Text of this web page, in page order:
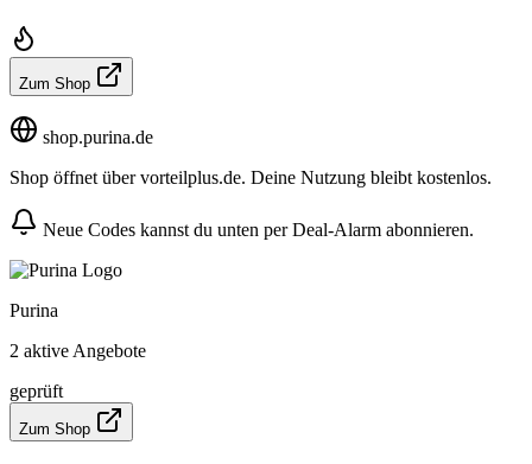
Zum Shop
shop.purina.de
Shop öffnet über vorteilplus.de. Deine Nutzung bleibt kostenlos.
Neue Codes kannst du unten per Deal-Alarm abonnieren.
Purina
2 aktive Angebote
geprüft
Zum Shop